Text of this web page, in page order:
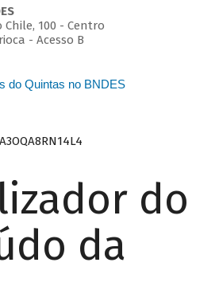
100 - Centro
- Acesso B
do Quintas no BNDES
do
da